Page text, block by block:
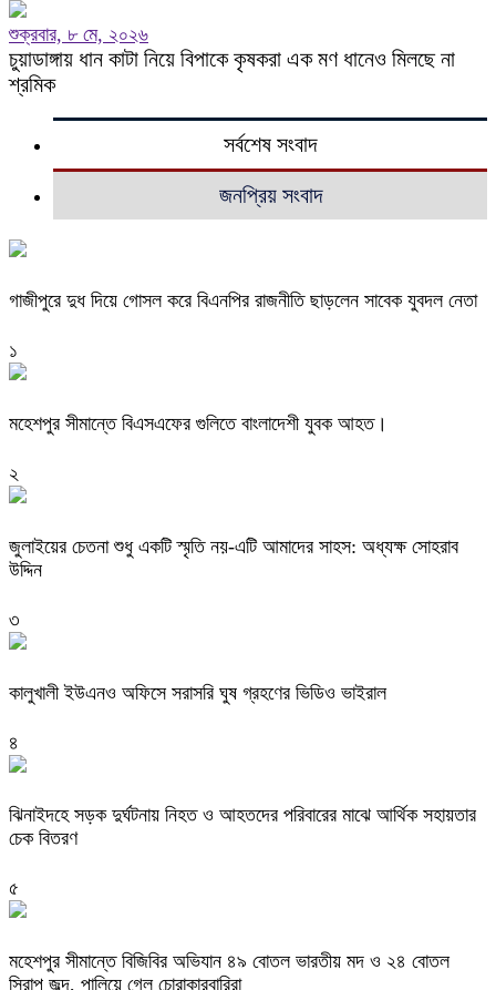
শুক্রবার, ৮ মে, ২০২৬
চুয়াডাঙ্গায় ধান কাটা নিয়ে বিপাকে কৃষকরা এক মণ ধানেও মিলছে না
শ্রমিক
সর্বশেষ সংবাদ
জনপ্রিয় সংবাদ
গাজীপুরে দুধ দিয়ে গোসল করে বিএনপির রাজনীতি ছাড়লেন সাবেক যুবদল নেতা
১
মহেশপুর সীমান্তে বিএসএফের গুলিতে বাংলাদেশী যুবক আহত।
২
জুলাইয়ের চেতনা শুধু একটি স্মৃতি নয়-এটি আমাদের সাহস: অধ্যক্ষ সোহরাব
উদ্দিন
৩
কালুখালী ইউএনও অফিসে সরাসরি ঘুষ গ্রহণের ভিডিও ভাইরাল
৪
ঝিনাইদহে সড়ক দুর্ঘটনায় নিহত ও আহতদের পরিবারের মাঝে আর্থিক সহায়তার
চেক বিতরণ
৫
মহেশপুর সীমান্তে বিজিবির অভিযান ৪৯ বোতল ভারতীয় মদ ও ২৪ বোতল
সিরাপ জব্দ, পালিয়ে গেল চোরাকারবারিরা